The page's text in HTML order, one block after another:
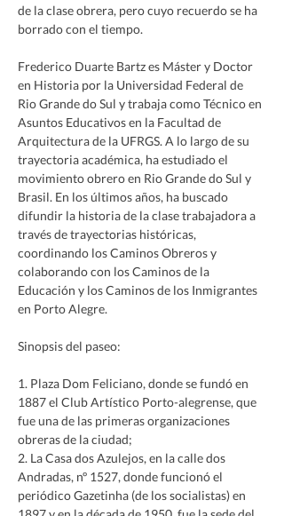
de la clase obrera, pero cuyo recuerdo se ha
borrado con el tiempo.
Frederico Duarte Bartz es Máster y Doctor
en Historia por la Universidad Federal de
Rio Grande do Sul y trabaja como Técnico en
Asuntos Educativos en la Facultad de
Arquitectura de la UFRGS. A lo largo de su
trayectoria académica, ha estudiado el
movimiento obrero en Rio Grande do Sul y
Brasil. En los últimos años, ha buscado
difundir la historia de la clase trabajadora a
través de trayectorias históricas,
coordinando los Caminos Obreros y
colaborando con los Caminos de la
Educación y los Caminos de los Inmigrantes
en Porto Alegre.
Sinopsis del paseo:
1. Plaza Dom Feliciano, donde se fundó en
1887 el Club Artístico Porto-alegrense, que
fue una de las primeras organizaciones
obreras de la ciudad;
2. La Casa dos Azulejos, en la calle dos
Andradas, nº 1527, donde funcionó el
periódico Gazetinha (de los socialistas) en